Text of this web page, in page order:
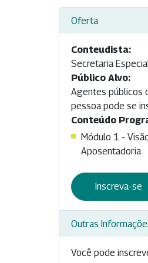
Oferta
Conteudista:
Secretaria
Público Alvo:
Agentes públicos
pessoa pode se
Conteúdo
Módulo 1 -
Aposentadoria
Inscreva-se
Outras
Você pode